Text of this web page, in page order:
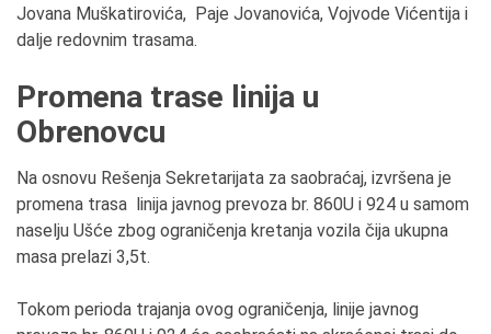
Jovana Muškatirovića, Paje Jovanovića, Vojvode Vićentija i
dalje redovnim trasama.
Promena trase linija u
Obrenovcu
Na osnovu Rešenja Sekretarijata za saobraćaj, izvršena je
promena trasa linija javnog prevoza br. 860U i 924 u samom
naselju Ušće zbog ograničenja kretanja vozila čija ukupna
masa prelazi 3,5t.
Tokom perioda trajanja ovog ograničenja, linije javnog